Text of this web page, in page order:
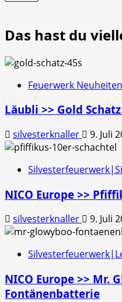
Das hast du
Feuerwerk Neuheiten
Läubli >> Gold
silvesterknaller 9. Juli
NICO Europe >>
silvesterknaller 9. Juli
NICO Europe >> Mr.
Fontänenbatterie